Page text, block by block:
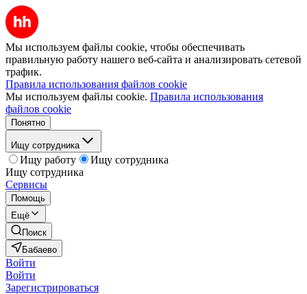
Мы используем файлы cookie, чтобы обеспечивать
правильную работу нашего веб-сайта и анализировать сетевой
трафик.
Правила использования файлов cookie
Мы используем файлы cookie. Правила использования
файлов cookie
Понятно
Ищу сотрудника
Ищу работу
Ищу сотрудника
Ищу сотрудника
Сервисы
Помощь
Ещё
Поиск
Бабаево
Войти
Войти
Зарегистрироваться